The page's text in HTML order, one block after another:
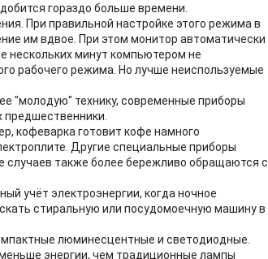
гораздо больше времени.
При правильной настройке этого режима в
им вдвое. При этом монитор автоматически
нескольких минут компьютером не
рабочего режима. Но лучше неиспользуемые
"молодую" технику, современные приборы
кофеварка готовит кофе намного
Другие специальные приборы
случаев также более бережливо обращаются с
учёт электроэнергии, когда ночное
стиральную или посудомоечную машину в
люминесцентные и светодиодные.
энергии, чем традиционные лампы